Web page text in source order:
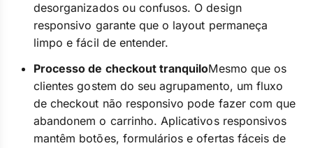
desorganizados ou confusos. O design
responsivo garante que o layout permaneça
limpo e fácil de entender.
Processo de checkout tranquiloMesmo que os
clientes gostem do seu agrupamento, um fluxo
de checkout não responsivo pode fazer com que
abandonem o carrinho. Aplicativos responsivos
mantêm botões, formulários e ofertas fáceis de